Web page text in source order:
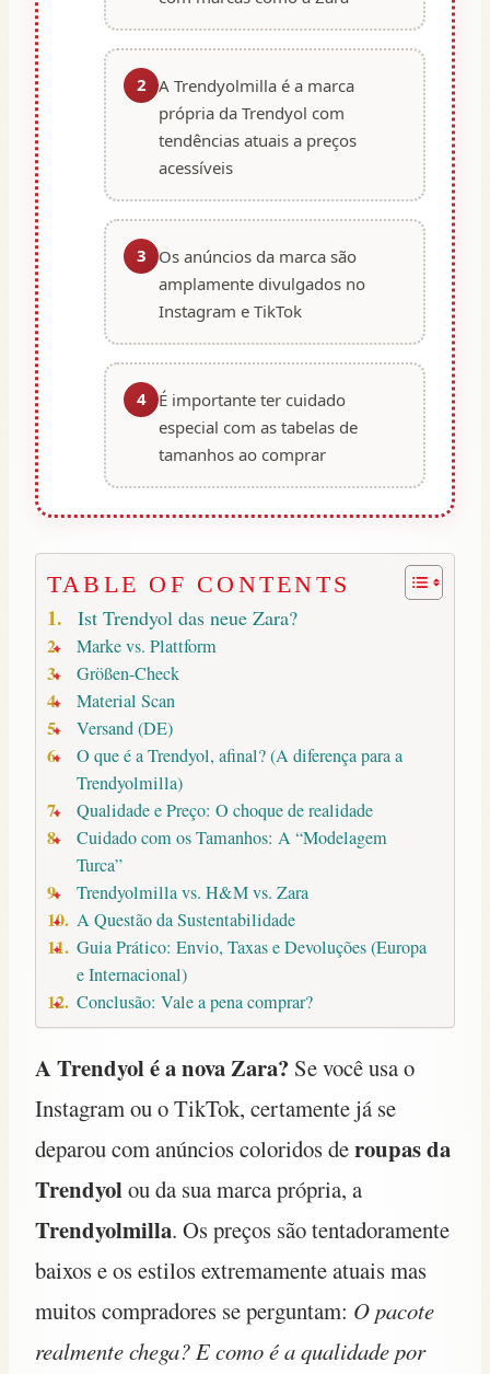
2 A Trendyolmilla é a marca
própria da Trendyol com
tendências atuais a preços
acessíveis
3
Os anúncios da marca são
amplamente divulgados no
Instagram e TikTok
4
É importante ter cuidado
especial com as tabelas de
tamanhos ao comprar
TABLE OF CONTENTS
Ist Trendyol das neue Zara?
Marke vs. Plattform
Größen-Check
Material Scan
Versand (DE)
O que é a Trendyol, afinal? (A diferença para a
Trendyolmilla)
Qualidade e Preço: O choque de realidade
Cuidado com os Tamanhos: A “Modelagem
Turca”
Trendyolmilla vs. H&M vs. Zara
A Questão da Sustentabilidade
Guia Prático: Envio, Taxas e Devoluções (Europa
e Internacional)
Conclusão: Vale a pena comprar?
A Trendyol é a nova Zara? Se você usa o
Instagram ou o TikTok, certamente já se
deparou com anúncios coloridos deroupas da
Trendyolou da sua marca própria, a
Trendyolmilla. Os preços são tentadoramente
baixos e os estilos extremamente atuais mas
muitos compradores se perguntam: O pacote
realmente chega? E como é a qualidade por